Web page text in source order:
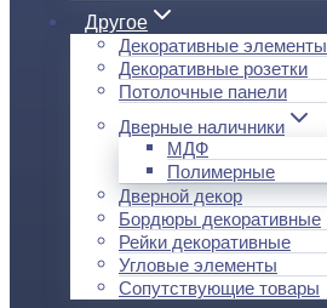
Другое
Декоративные элементы
Декоративные розетки
Потолочные панели
Дверные наличники
МДФ
Полимерные
Дверной декор
Бордюры декоративные
Рейки декоративные
Угловые элементы
Сопутствующие товары